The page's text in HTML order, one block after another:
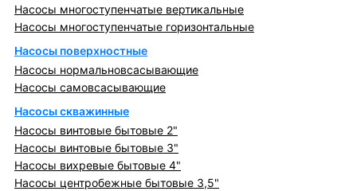
Насосы многоступенчатые вертикальные
Насосы многоступенчатые горизонтальные
Насосы поверхностные
Насосы нормальновсасывающие
Насосы самовсасывающие
Насосы скважинные
Насосы винтовые бытовые 2"
Насосы винтовые бытовые 3"
Насосы вихревые бытовые 4"
Насосы центробежные бытовые 3,5"